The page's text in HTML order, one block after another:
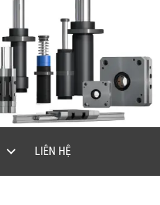
LIÊN HỆ